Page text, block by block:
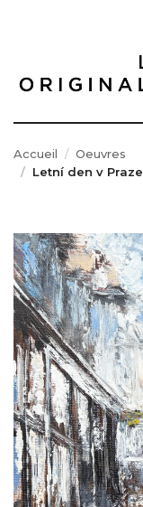
Accueil
Oeuvres
Letní den v